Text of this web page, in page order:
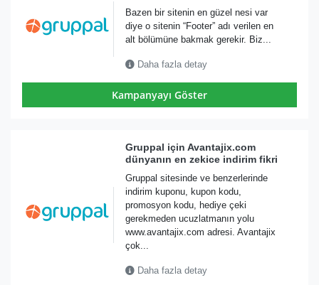
Bazen bir sitenin en güzel nesi var
diye o sitenin “Footer” adı verilen en
alt bölümüne bakmak gerekir. Biz...
Daha fazla detay
Kampanyayı Göster
Gruppal için Avantajix.com
dünyanın en zekice indirim fikri
Gruppal sitesinde ve benzerlerinde
indirim kuponu, kupon kodu,
promosyon kodu, hediye çeki
gerekmeden ucuzlatmanın yolu
www.avantajix.com adresi. Avantajix
çok...
Daha fazla detay